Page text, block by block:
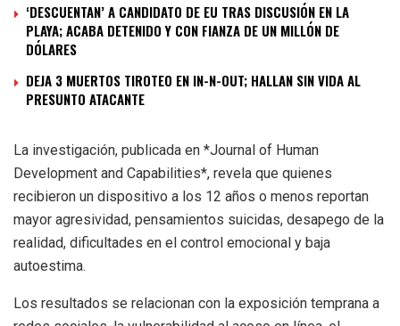
‘DESCUENTAN’ A CANDIDATO DE EU TRAS DISCUSIÓN EN LA
PLAYA; ACABA DETENIDO Y CON FIANZA DE UN MILLÓN DE
DÓLARES
DEJA 3 MUERTOS TIROTEO EN IN-N-OUT; HALLAN SIN VIDA AL
PRESUNTO ATACANTE
La investigación, publicada en *Journal of Human
Development and Capabilities*, revela que quienes
recibieron un dispositivo a los 12 años o menos reportan
mayor agresividad, pensamientos suicidas, desapego de la
realidad, dificultades en el control emocional y baja
autoestima.
Los resultados se relacionan con la exposición temprana a